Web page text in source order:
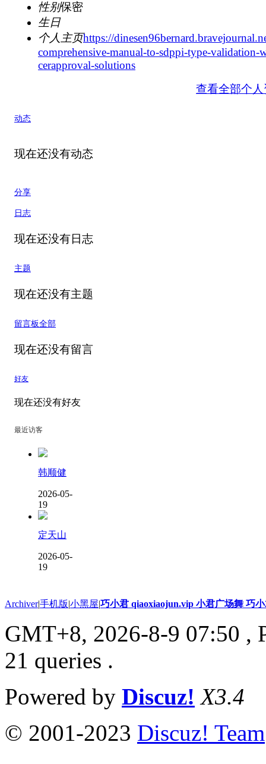
性别保密
生日
个人主页https://
comprehensive-manual-to-sdppi-type-validation-
cerapproval-solutions
查看全部个
动态
现在还没有动态
分享
日志
现在还没有日志
主题
现在还没有主题
留言板全部
现在还没有留言
好友
现在还没有好友
最近访客
韩顺健
2026-05-
19
定天山
2026-05-
19
Archiver|手机版|小黑屋|巧小君 qiaoxiaojun.vip 小君广场舞 巧
GMT+8, 2026-8-9 07:50 ,
21 queries .
Powered by Discuz! X3.4
© 2001-2023 Discuz! Team